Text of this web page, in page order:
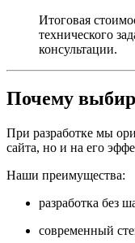
Итоговая
технического
консультации.
Почему
При разработке мы
сайта, но и на его
Наши преимущества:
разработка без
современный